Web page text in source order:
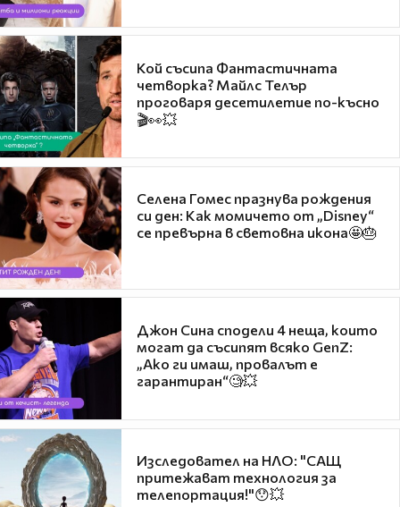
Кой съсипа Фантастичната
четворка? Майлс Телър
проговаря десетилетие по-късно
🎬👀💥
Селена Гомес празнува рождения
си ден: Как момичето от „Disney“
се превърна в световна икона🤩🎂
Джон Сина сподели 4 неща, които
могат да съсипят всяко GenZ:
„Ако ги имаш, провалът е
гарантиран“🧐💥
Изследовател на НЛО: "САЩ
притежават технология за
телепортация!"😯💥